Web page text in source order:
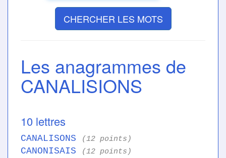
CHERCHER LES MOTS
Les anagrammes de
CANALISIONS
10 lettres
CANALISONS (12 points)
CANONISAIS (12 points)